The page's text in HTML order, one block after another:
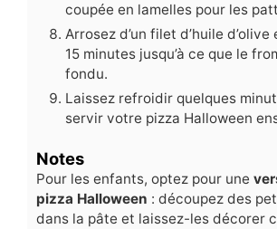
coupée en lamelles pour les
Arrosez d’un filet d’huile
15 minutes jusqu’à ce que le
fondu.
Laissez refroidir quelques
servir votre pizza Halloween
Notes
Pour les enfants, optez pour une
pizza Halloween : découpez des
dans la pâte et laissez-les décorer